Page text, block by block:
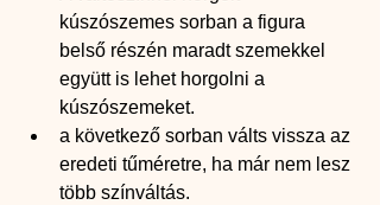
kúszószemes sorban a figura
belső részén maradt szemekkel
együtt is lehet horgolni a
kúszószemeket.
a következő sorban válts vissza az
eredeti tűméretre, ha már nem lesz
több színváltás.